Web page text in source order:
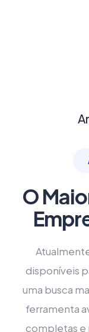
O
disponíveis
uma busca
ferramenta
completas e